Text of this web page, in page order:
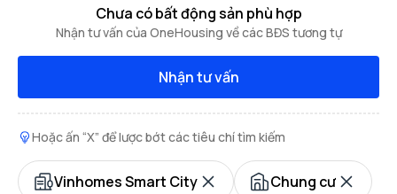
Chưa có bất động sản phù hợp
Nhận tư vấn của OneHousing về các BĐS tương tự
Nhận tư vấn
Hoặc ấn “X” để lược bớt các tiêu chí tìm kiếm
Vinhomes Smart City Chung cư